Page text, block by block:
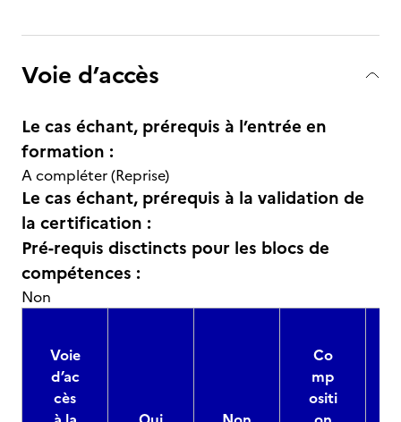
Voie d’accès
Le cas échant, prérequis à l’entrée en
formation :
A compléter (Reprise)
Le cas échant, prérequis à la validation de
la certification :
Pré-requis disctincts pour les blocs de
compétences :
Non
Voie
d’ac
cès
Co
mp
ositi